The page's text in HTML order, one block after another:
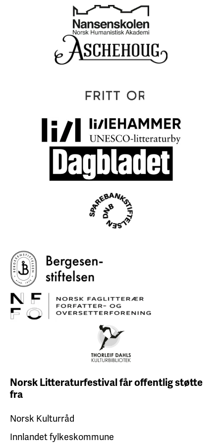
Norsk Litteraturfestival fåroffentlig støtte
fra
Norsk Kulturråd
Innlandet fylkeskommune